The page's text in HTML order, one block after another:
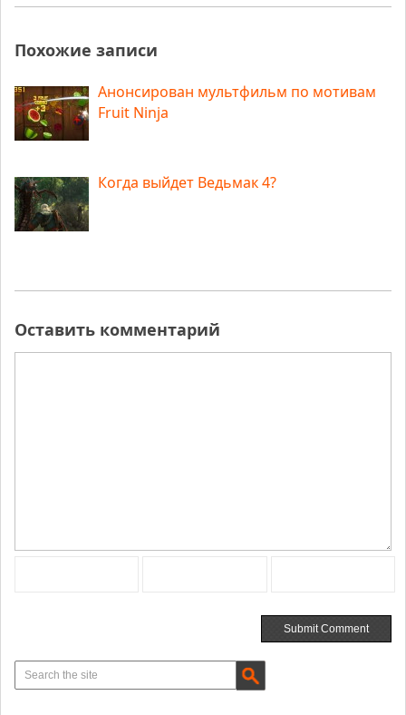
Похожие записи
Анонсирован мультфильм по мотивам
Fruit Ninja
Когда выйдет Ведьмак 4?
Оставить комментарий